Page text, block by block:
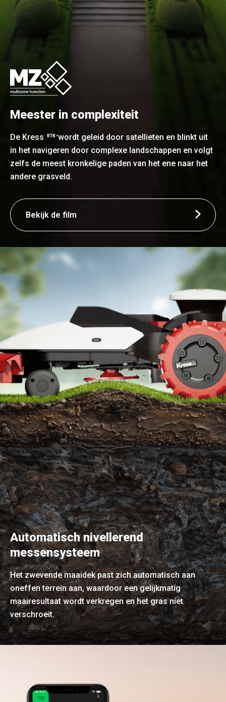
Meester in complexiteit
De Kress RTK nwordt geleid door satellieten en blinkt uit
in het navigeren door complexe landschappen en volgt
zelfs de meest kronkelige paden van het ene naar het
andere grasveld.
Bekijk de film
Automatisch nivellerend
messensysteem
Het zwevende maaidek past zich automatisch aan
oneffen terrein aan, waardoor een gelijkmatig
maairesultaat wordt verkregen en het gras niet
verschroeit.